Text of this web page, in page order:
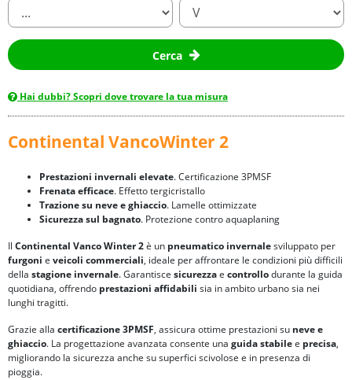
Cerca
Hai dubbi? Scopri dove trovare la tua misura
Continental VancoWinter 2
Prestazioni invernali elevate. Certificazione 3PMSF
Frenata efficace. Effetto tergicristallo
Trazione su neve e ghiaccio. Lamelle ottimizzate
Sicurezza sul bagnato. Protezione contro aquaplaning
Il Continental Vanco Winter 2è un pneumatico invernalesviluppato per
furgoni e veicoli commerciali, ideale per affrontare le condizioni più difficili
della stagione invernale. Garantisce sicurezzae controllodurante la guida
quotidiana, offrendo prestazioni affidabili sia in ambito urbano sia nei
lunghi tragitti.
Grazie alla certificazione3PMSF, assicura ottime prestazioni su neve e
ghiaccio. La progettazione avanzata consente una guida stabilee precisa,
migliorando la sicurezza anche su superfici scivolose e in presenza di
pioggia.